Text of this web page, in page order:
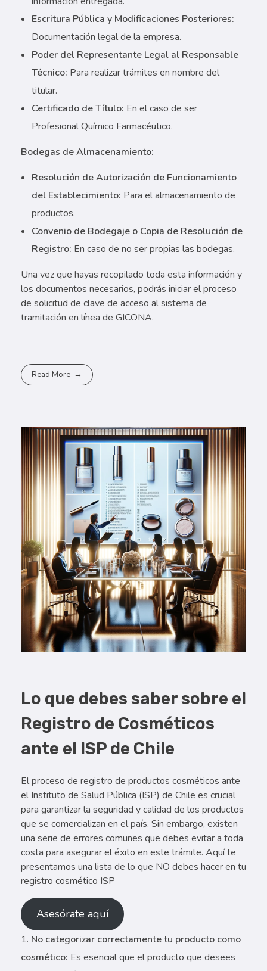
Escritura Pública y Modificaciones Posteriores:
Documentación legal de la empresa.
Poder del Representante Legal al Responsable
Técnico: Para realizar trámites en nombre del
titular.
Certificado de Título: En el caso de ser
Profesional Químico Farmacéutico.
Bodegas de Almacenamiento:
Resolución de Autorización de Funcionamiento
del Establecimiento: Para el almacenamiento de
productos.
Convenio de Bodegaje o Copia de Resolución de
Registro: En caso de no ser propias las bodegas.
Una vez que hayas recopilado toda esta información y
los documentos necesarios, podrás iniciar el proceso
de solicitud de clave de acceso al sistema de
tramitación en línea de GICONA.
Read More
Lo que debes saber sobre el
Registro de Cosméticos
ante el ISP de Chile
El proceso de registro de productos cosméticos ante
el Instituto de Salud Pública (ISP) de Chile es crucial
para garantizar la seguridad y calidad de los productos
que se comercializan en el país. Sin embargo, existen
una serie de errores comunes que debes evitar a toda
costa para asegurar el éxito en este trámite. Aquí te
presentamos una lista de lo que NO debes hacer en tu
registro cosmético ISP
Asesórate aquí
No categorizar correctamente tu producto como
cosmético: Es esencial que el producto que desees